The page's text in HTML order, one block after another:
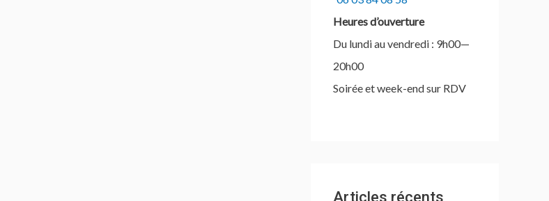
:Heures d’ouverture
Du lundi au vendredi : 9h00—
20h00
Soirée et week-end sur RDV
Articles récents